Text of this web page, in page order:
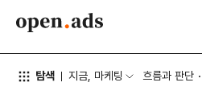
탐색 지금, 마케팅 흐름과 판단